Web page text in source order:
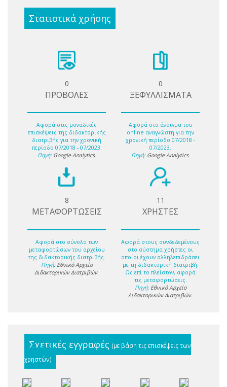
Στατιστικά χρήσης
0
ΠΡΟΒΟΛΕΣ
Αφορά στις μοναδικές
επισκέψεις της διδακτορικής
διατριβής για την χρονική
περίοδο 07/2018 - 07/2023.
Πηγή: Google Analytics.
0
ΞΕΦΥΛΛΙΣΜΑΤΑ
Αφορά στο άνοιγμα του
online αναγνώστη για την
χρονική περίοδο 07/2018 -
07/2023.
Πηγή: Google Analytics.
8
ΜΕΤΑΦΟΡΤΩΣΕΙΣ
Αφορά στο σύνολο των
μεταφορτώσων του αρχείου
της διδακτορικής διατριβής.
Πηγή: Εθνικό Αρχείο
Διδακτορικών Διατριβών.
11
ΧΡΗΣΤΕΣ
Αφορά στους συνδεδεμένους
στο σύστημα χρήστες οι
οποίοι έχουν αλληλεπιδράσει
με τη διδακτορική διατριβή.
Ως επί το πλείστον, αφορά
τις μεταφορτώσεις.
Πηγή: Εθνικό Αρχείο
Διδακτορικών Διατριβών.
Σχετικές εγγραφές (με βάση τις επισκέψεις των
χρηστών)